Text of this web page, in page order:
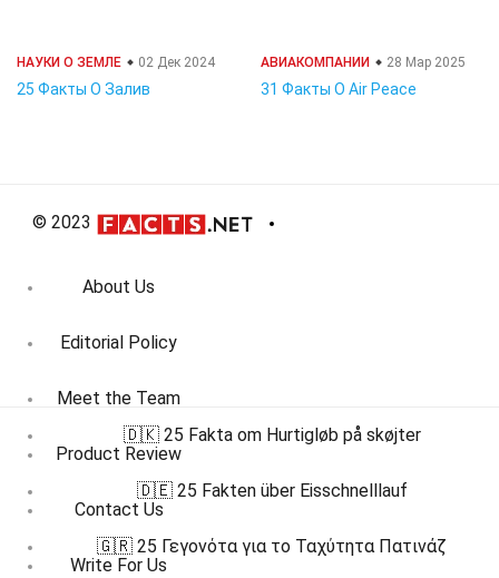
НАУКИ О ЗЕМЛЕ 02 Дек 2024
25 Факты О Залив
АВИАКОМПАНИИ 28 Мар 2025
31 Факты О Air Peace
© 2023
About Us
Editorial Policy
Meet the Team
Product Review
Contact Us
Write For Us
🇩🇰 25 Fakta om Hurtigløb på skøjter
🇩🇪 25 Fakten über Eisschnelllauf
🇬🇷 25 Γεγονότα για το Ταχύτητα Πατινάζ